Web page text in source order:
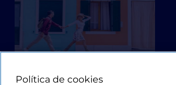
Política de cookies